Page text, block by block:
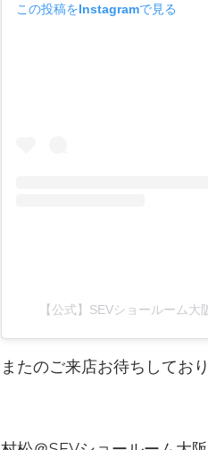
この投稿をInstagramで見る
【公式】SEVショールーム
またのご来店お待ちしてお